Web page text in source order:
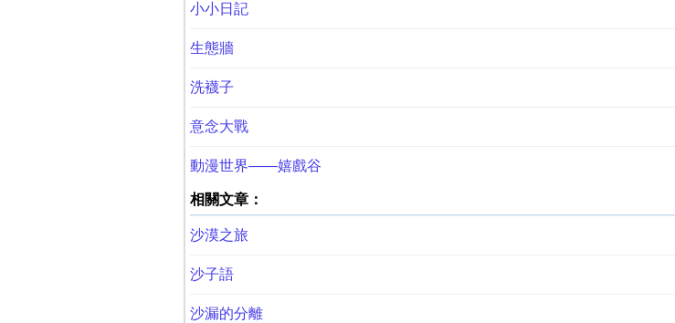
小小日記
生態牆
洗襪子
意念大戰
動漫世界——嬉戲谷
相關文章：
沙漠之旅
沙子語
沙漏的分離